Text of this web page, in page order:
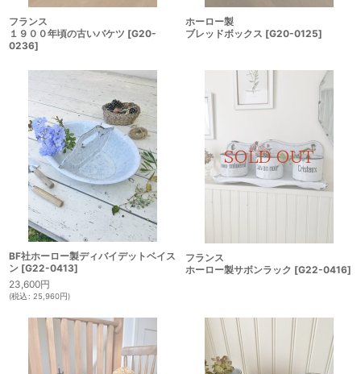
フランス
１９００年頃の古いバケツ [G20-
0236]
ホーロー製
ブレッドボックス [G20-0125]
BF社ホーロー製ディバイデットベイス
ン [G22-0413]
23,600円
(税込: 25,960円)
フランス
ホーロー製サボンラック [G22-0416]